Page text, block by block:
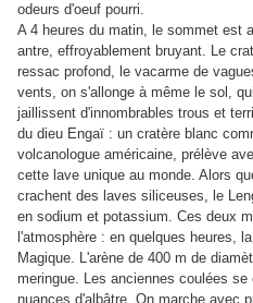
odeurs d'oeuf pourri.
A 4 heures du matin, le sommet est
antre, effroyablement bruyant. Le
ressac profond, le vacarme de
vents, on s'allonge à même le sol,
jaillissent d'innombrables trous et
du dieu Engaï : un cratère blanc
volcanologue américaine, prélève
cette lave unique au monde. Alors
crachent des laves siliceuses, le
en sodium et potassium. Ces deux
l'atmosphère : en quelques heures,
Magique. L'arène de 400 m de
meringue. Les anciennes coulées
nuances d'albâtre. On marche avec